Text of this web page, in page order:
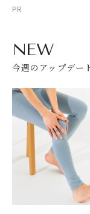
PR
NEW
今週のアップデー